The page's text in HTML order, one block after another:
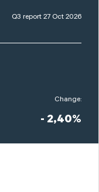
Q3 report 27 Oct 2026
Change:
- 2,40%